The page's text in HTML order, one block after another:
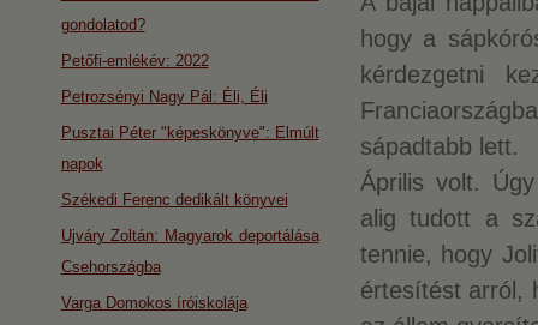
hogy a
kérdezgetni
sápadtabb lett.
Április volt.
alig tudott a
tennie, hogy
értesítést arról,
gondolatod?
Petőfi-emlékév: 2022
Petrozsényi Nagy Pál: Éli, Éli
Pusztai Péter "képeskönyve": Elmúlt
napok
Székedi Ferenc dedikált könyvei
Ujváry Zoltán: Magyarok deportálása
Csehországba
Varga Domokos íróiskolája